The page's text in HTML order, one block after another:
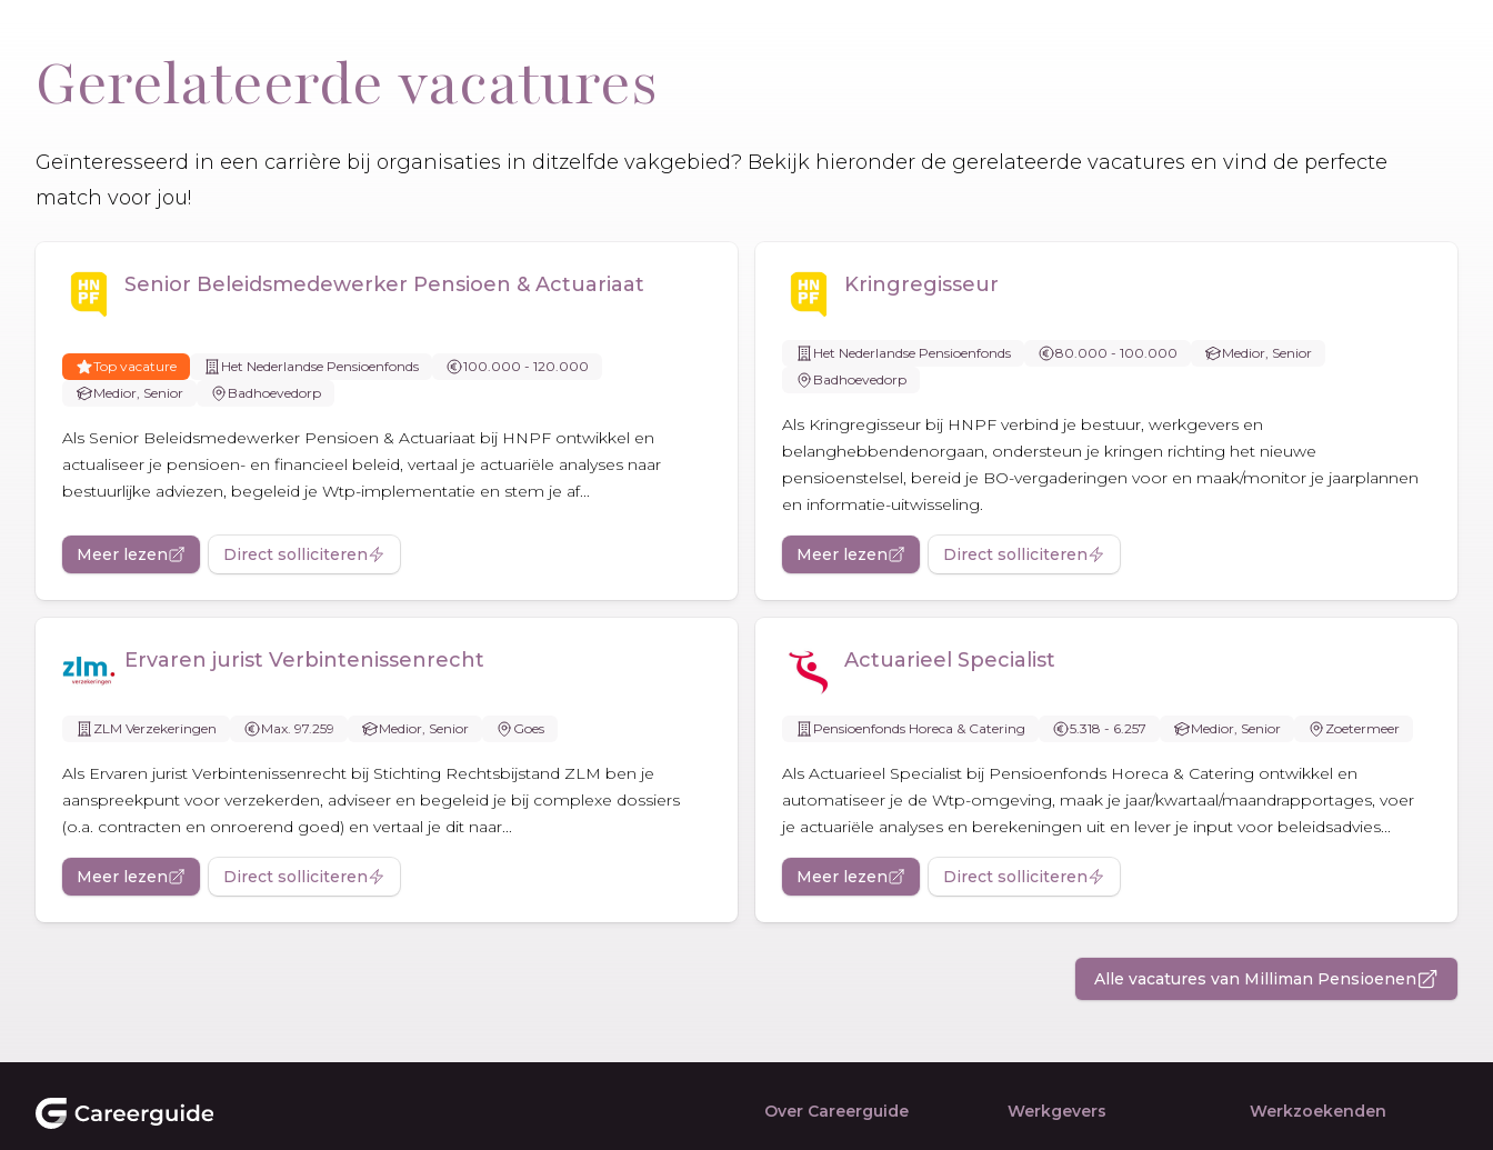
Gerelateerde vacatures
Geïnteresseerd in een carrière bij organisaties in ditzelfde vakgebied? Bekijk hieronder de gerelateerde vacatures en vind de perfecte
match voor jou!
Senior Beleidsmedewerker Pensioen & Actuariaat
Top vacature Het Nederlandse Pensioenfonds
100.000 - 120.000
Medior, Senior
Badhoevedorp
Als Senior Beleidsmedewerker Pensioen & Actuariaat bij HNPF ontwikkel en
actualiseer je pensioen- en financieel beleid, vertaal je actuariële analyses naar
bestuurlijke adviezen, begeleid je Wtp-implementatie en stem je af...
Meer lezen Direct solliciteren
Kringregisseur
Het Nederlandse Pensioenfonds 80.000 - 100.000
Medior, Senior
Badhoevedorp
Als Kringregisseur bij HNPF verbind je bestuur, werkgevers en
belanghebbendenorgaan, ondersteun je kringen richting het nieuwe
pensioenstelsel, bereid je BO-vergaderingen voor en maak/monitor je jaarplannen
en informatie-uitwisseling.
Meer lezen Direct solliciteren
Ervaren jurist Verbintenissenrecht
ZLM Verzekeringen Max. 97.259 Medior, Senior Goes
Als Ervaren jurist Verbintenissenrecht bij Stichting Rechtsbijstand ZLM ben je
aanspreekpunt voor verzekerden, adviseer en begeleid je bij complexe dossiers
(o.a. contracten en onroerend goed) en vertaal je dit naar...
Meer lezen Direct solliciteren
Actuarieel Specialist
Pensioenfonds Horeca & Catering 5.318 - 6.257 Medior, Senior Zoetermeer
Als Actuarieel Specialist bij Pensioenfonds Horeca & Catering ontwikkel en
automatiseer je de Wtp-omgeving, maak je jaar/kwartaal/maandrapportages, voer
je actuariële analyses en berekeningen uit en lever je input voor beleidsadvies...
Meer lezen Direct solliciteren
Alle vacatures van Milliman Pensioenen
Over Careerguide Werkgevers Werkzoekenden